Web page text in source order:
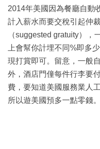
2014年美國因為餐廳自動
計入薪水而要交稅引起仲
（suggested gratuity），
上會幫你計埋不同%即多
現打賞即可。留意，一般
外，酒店門僮每件行李要
費，要知道美國服務業人
所以遊美國預多一點零錢。